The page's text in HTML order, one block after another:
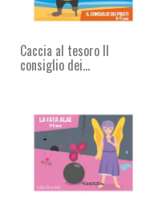
Caccia al tesoro Il
consiglio dei...